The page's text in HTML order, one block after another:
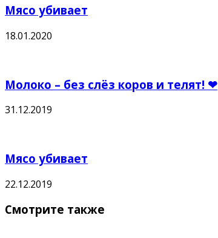
Мясо убивает
18.01.2020
Молоко – без слёз коров и телят! ❤
31.12.2019
Мясо убивает
22.12.2019
Смотрите также